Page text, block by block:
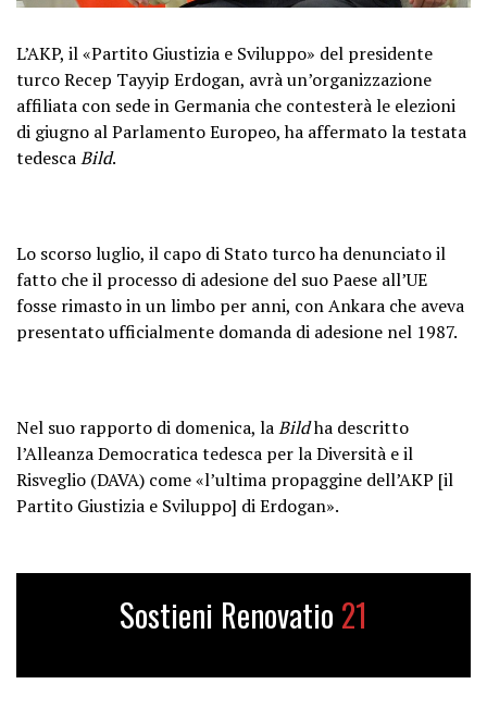
L’AKP, il «Partito Giustizia e Sviluppo» del presidente
turco Recep Tayyip Erdogan, avrà un’organizzazione
affiliata con sede in Germania che contesterà le elezioni
di giugno al Parlamento Europeo, ha affermato la testata
tedescaBild.
Lo scorso luglio, il capo di Stato turco ha denunciato il
fatto che il processo di adesione del suo Paese all’UE
fosse rimasto in un limbo per anni, con Ankara che aveva
presentato ufficialmente domanda di adesione nel 1987.
Nel suo rapporto di domenica, laBildha descritto
l’Alleanza Democratica tedesca per la Diversità e il
Risveglio (DAVA) come «l’ultima propaggine dell’AKP [il
Partito Giustizia e Sviluppo] di Erdogan».
Sostieni Renovatio 21